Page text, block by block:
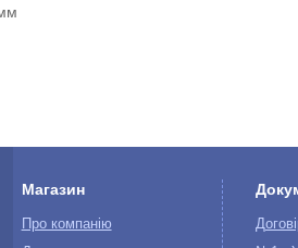
Магазин
Про компанію